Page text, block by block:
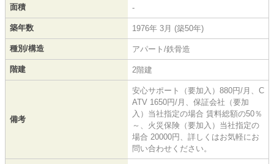
面積 -
築年数 1976年 3月 (築50年)
種別/構造 アパート/鉄骨造
階建 2階建
備考
安心サポート（要加入）880円/月、C
ATV 1650円/月、保証会社（要加
入）当社指定の場合 賃料総額の50％
～、火災保険（要加入）当社指定の
場合 20000円、詳しくはお気軽にお
問い合わせください。